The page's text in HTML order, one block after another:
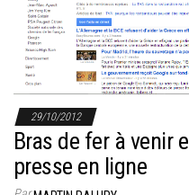
29/10/2012
Bras de fer à venir
presse en ligne